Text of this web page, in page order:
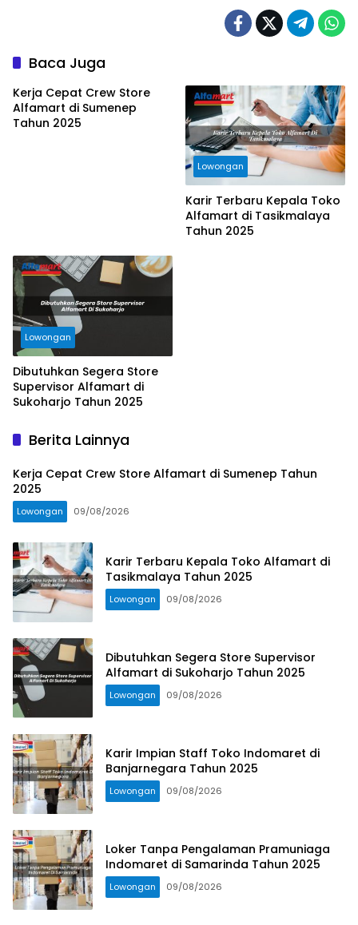
Baca Juga
Kerja Cepat Crew Store
Alfamart di Sumenep
Tahun 2025
Lowongan
Karir Terbaru Kepala Toko
Alfamart di Tasikmalaya
Tahun 2025
Lowongan
Dibutuhkan Segera Store
Supervisor Alfamart di
Sukoharjo Tahun 2025
Berita Lainnya
Kerja Cepat Crew Store Alfamart di Sumenep Tahun
2025
Lowongan 09/08/2026
Karir Terbaru Kepala Toko Alfamart di
Tasikmalaya Tahun 2025
Lowongan 09/08/2026
Dibutuhkan Segera Store Supervisor
Alfamart di Sukoharjo Tahun 2025
Lowongan 09/08/2026
Karir Impian Staff Toko Indomaret di
Banjarnegara Tahun 2025
Lowongan 09/08/2026
Loker Tanpa Pengalaman Pramuniaga
Indomaret di Samarinda Tahun 2025
Lowongan 09/08/2026